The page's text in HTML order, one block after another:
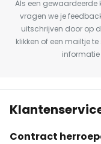
Als een
vragen we je
uitschrijven door op
klikken of een mailtje
informatie
Contract